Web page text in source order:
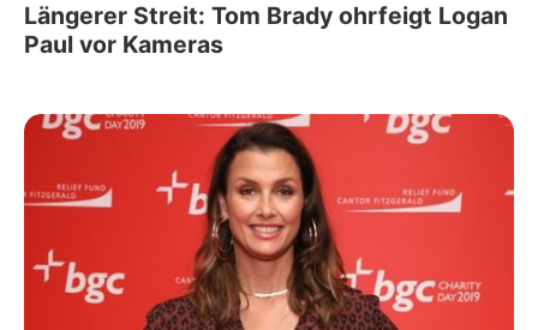
Längerer Streit: Tom Brady ohrfeigt Logan
Paul vor Kameras